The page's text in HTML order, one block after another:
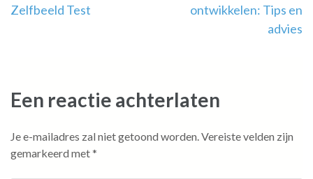
Zelfbeeld Test
ontwikkelen: Tips en
advies
Een reactie achterlaten
Je e-mailadres zal niet getoond worden.Vereiste velden zijn
gemarkeerd met*